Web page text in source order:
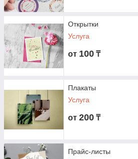
Открытки
Услуга
от 100 ₸
Плакаты
Услуга
от 200 ₸
Прайс-листы